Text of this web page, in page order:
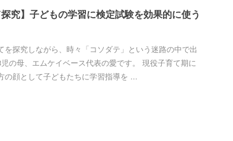
探究】子どもの学習に検定試験を効果的に使う
を探究しながら、時々「コソダテ」という迷路の中で出
の母、エムケイベース代表の愛です。 現役子育て期に
の顔として子どもたちに学習指導を ...